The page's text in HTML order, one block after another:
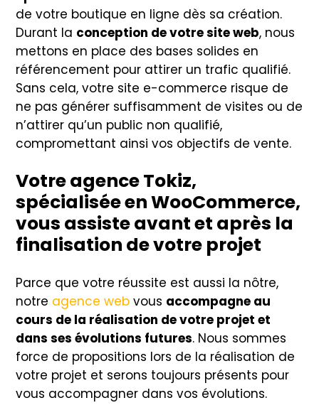
de votre boutique en ligne dès sa création.
Durant la conception de votre site web, nous
mettons en place des bases solides en
référencement pour attirer un trafic qualifié.
Sans cela, votre site e-commerce risque de
ne pas générer suffisamment de visites ou de
n’attirer qu’un public non qualifié,
compromettant ainsi vos objectifs de vente.
Votre agence Tokiz,
spécialisée en WooCommerce,
vous assiste avant et après la
finalisation de votre projet
Parce que votre réussite est aussi la nôtre,
notre agence web vous accompagne au
cours de la réalisation de votre projet et
dans ses évolutions futures. Nous sommes
force de propositions lors de la réalisation de
votre projet et serons toujours présents pour
vous accompagner dans vos évolutions.